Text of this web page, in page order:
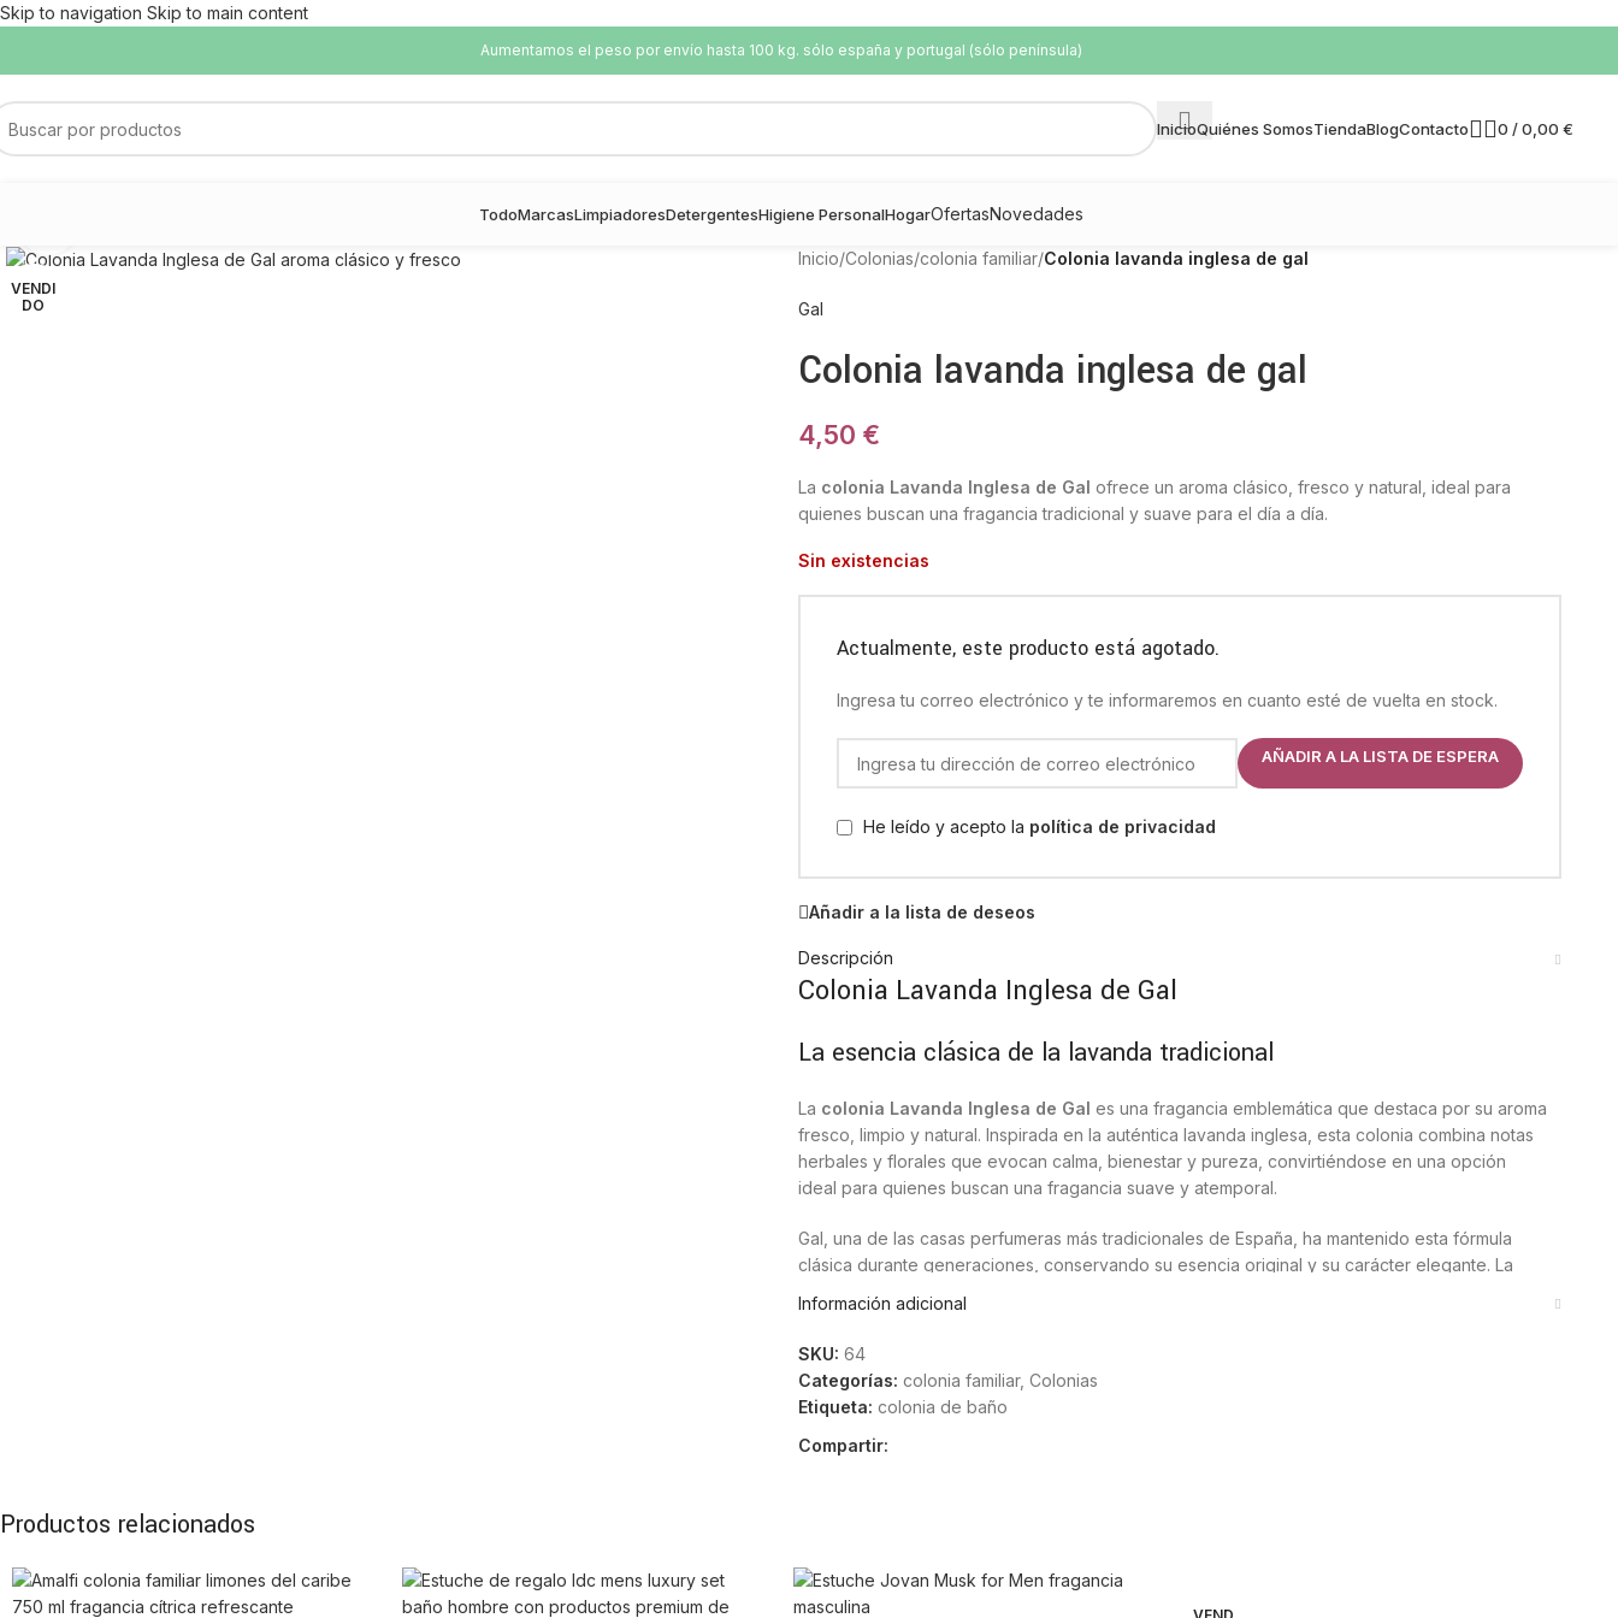
Skip to navigation Skip to main content
Aumentamos el peso por envío hasta 100 kg. sólo españa y portugal (sólo península)
InicioQuiénes SomosTiendaBlogContacto 0 /0,00 €
TodoMarcasLimpiadoresDetergentesHigiene PersonalHogarOfertasNovedades
VENDI
DO
Inicio/Colonias/colonia familiar/Colonia lavanda inglesa de gal
Gal
Colonia lavanda inglesa de gal
4,50 €
La colonia Lavanda Inglesa de Gal ofrece un aroma clásico, fresco y natural, ideal para
quienes buscan una fragancia tradicional y suave para el día a día.
Sin existencias
Actualmente, este producto está agotado.
Ingresa tu correo electrónico y te informaremos en cuanto esté de vuelta en stock.
AÑADIR A LA LISTA DE ESPERA
He leído y acepto la política de privacidad
Añadir a la lista de deseos
Descripción
Colonia Lavanda Inglesa de Gal
La esencia clásica de la lavanda tradicional
La colonia Lavanda Inglesa de Gal es una fragancia emblemática que destaca por su aroma
fresco, limpio y natural. Inspirada en la auténtica lavanda inglesa, esta colonia combina notas
herbales y florales que evocan calma, bienestar y pureza, convirtiéndose en una opción
ideal para quienes buscan una fragancia suave y atemporal.
Gal, una de las casas perfumeras más tradicionales de España, ha mantenido esta fórmula
clásica durante generaciones, conservando su esencia original y su carácter elegante. La
ducha, para refrescar la piel en cualquier momento del día o incluso para perfumar ropa y
textiles ligeros. Su carácter unisex la convierte en una opción adecuada para toda la familia.
Características principales de Lavanda Inglesa de Gal
Información adicional
SKU:64
Categorías: colonia familiar, Colonias
Etiqueta: colonia de baño
Compartir:
Productos relacionados